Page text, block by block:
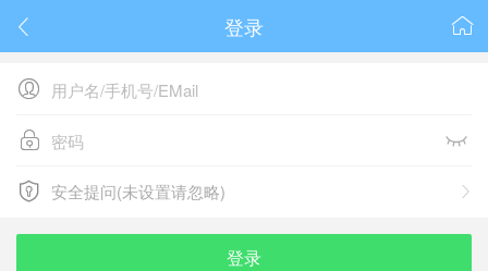
 
登录

 
 
安全提问(未设置请忽略)
安全提问(未设置请忽略)
登录